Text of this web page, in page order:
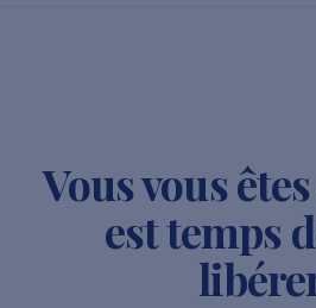
Vous vous
est temps